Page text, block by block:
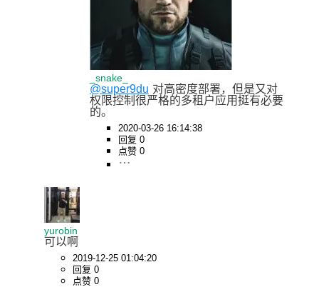
_snake_
@super9du 对高密度部署，但是又对
权限控制很严格的多租户应用挺有必要
的。
2020-03-26 16:14:38
回复 0
点赞 0
yurobin
可以啊
2019-12-25 01:04:20
回复 0
点赞 0